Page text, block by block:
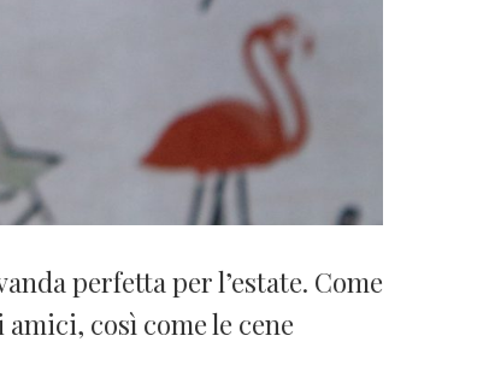
perfetta per l’estate. Come
così come le cene